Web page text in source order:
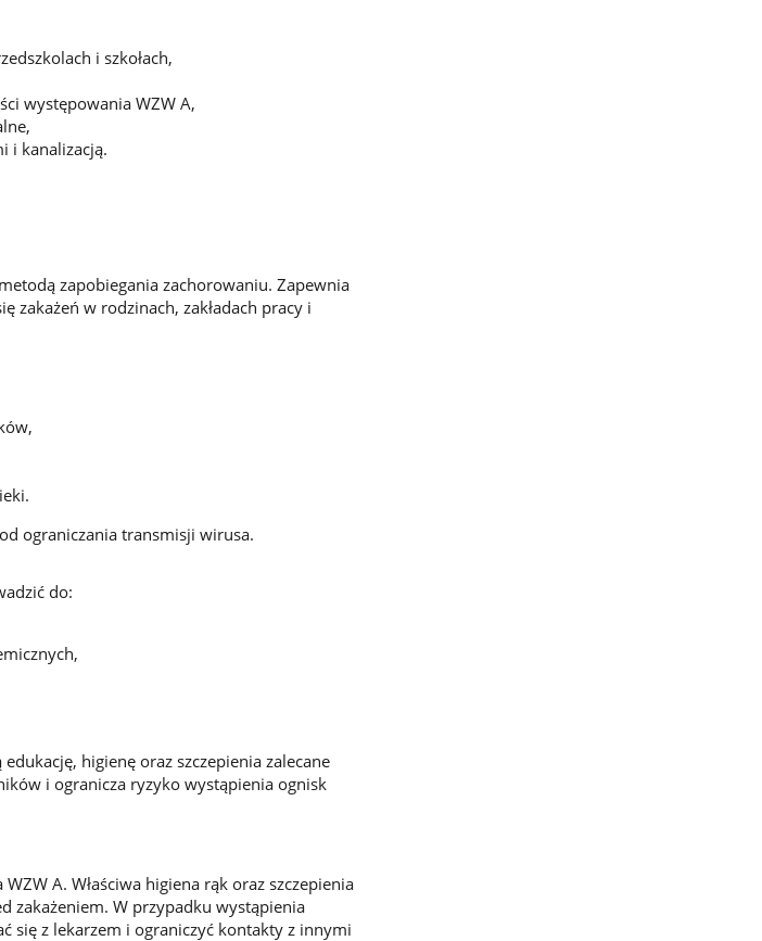
i szkołach,
występowania WZW A,
i kanalizacją.
zapobiegania zachorowaniu. Zapewnia
zakażeń w rodzinach, zakładach pracy i
ograniczania transmisji wirusa.
do:
higienę oraz szczepienia zalecane
i ogranicza ryzyko wystąpienia ognisk
A. Właściwa higiena rąk oraz szczepienia
zakażeniem. W przypadku wystąpienia
się z lekarzem i ograniczyć kontakty z innymi